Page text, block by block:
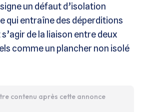
un défaut d’isolation
qui entraîne des déperditions
de la liaison entre deux
comme un plancher non isolé
contenu après cette annonce